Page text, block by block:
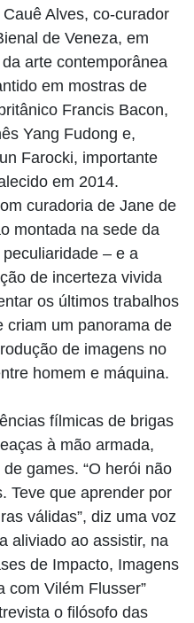
Alves, co-curador
de Veneza, em
arte contemporânea
em mostras de
Francis Bacon,
Yang Fudong e,
Farocki, importante
em 2014.
curadoria de Jane de
montada na sede da
– e a
de incerteza vivida
os últimos trabalhos
criam um panorama de
de imagens no
homem e máquina.
fílmicas de brigas
à mão armada,
games. “O herói não
Teve que aprender por
válidas”, diz uma voz
aliviado ao assistir, na
de Impacto, Imagens
com Vilém Flusser”
o filósofo das